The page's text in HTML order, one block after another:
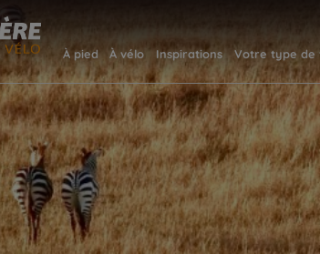
À pied À vélo Inspirations Votre type de